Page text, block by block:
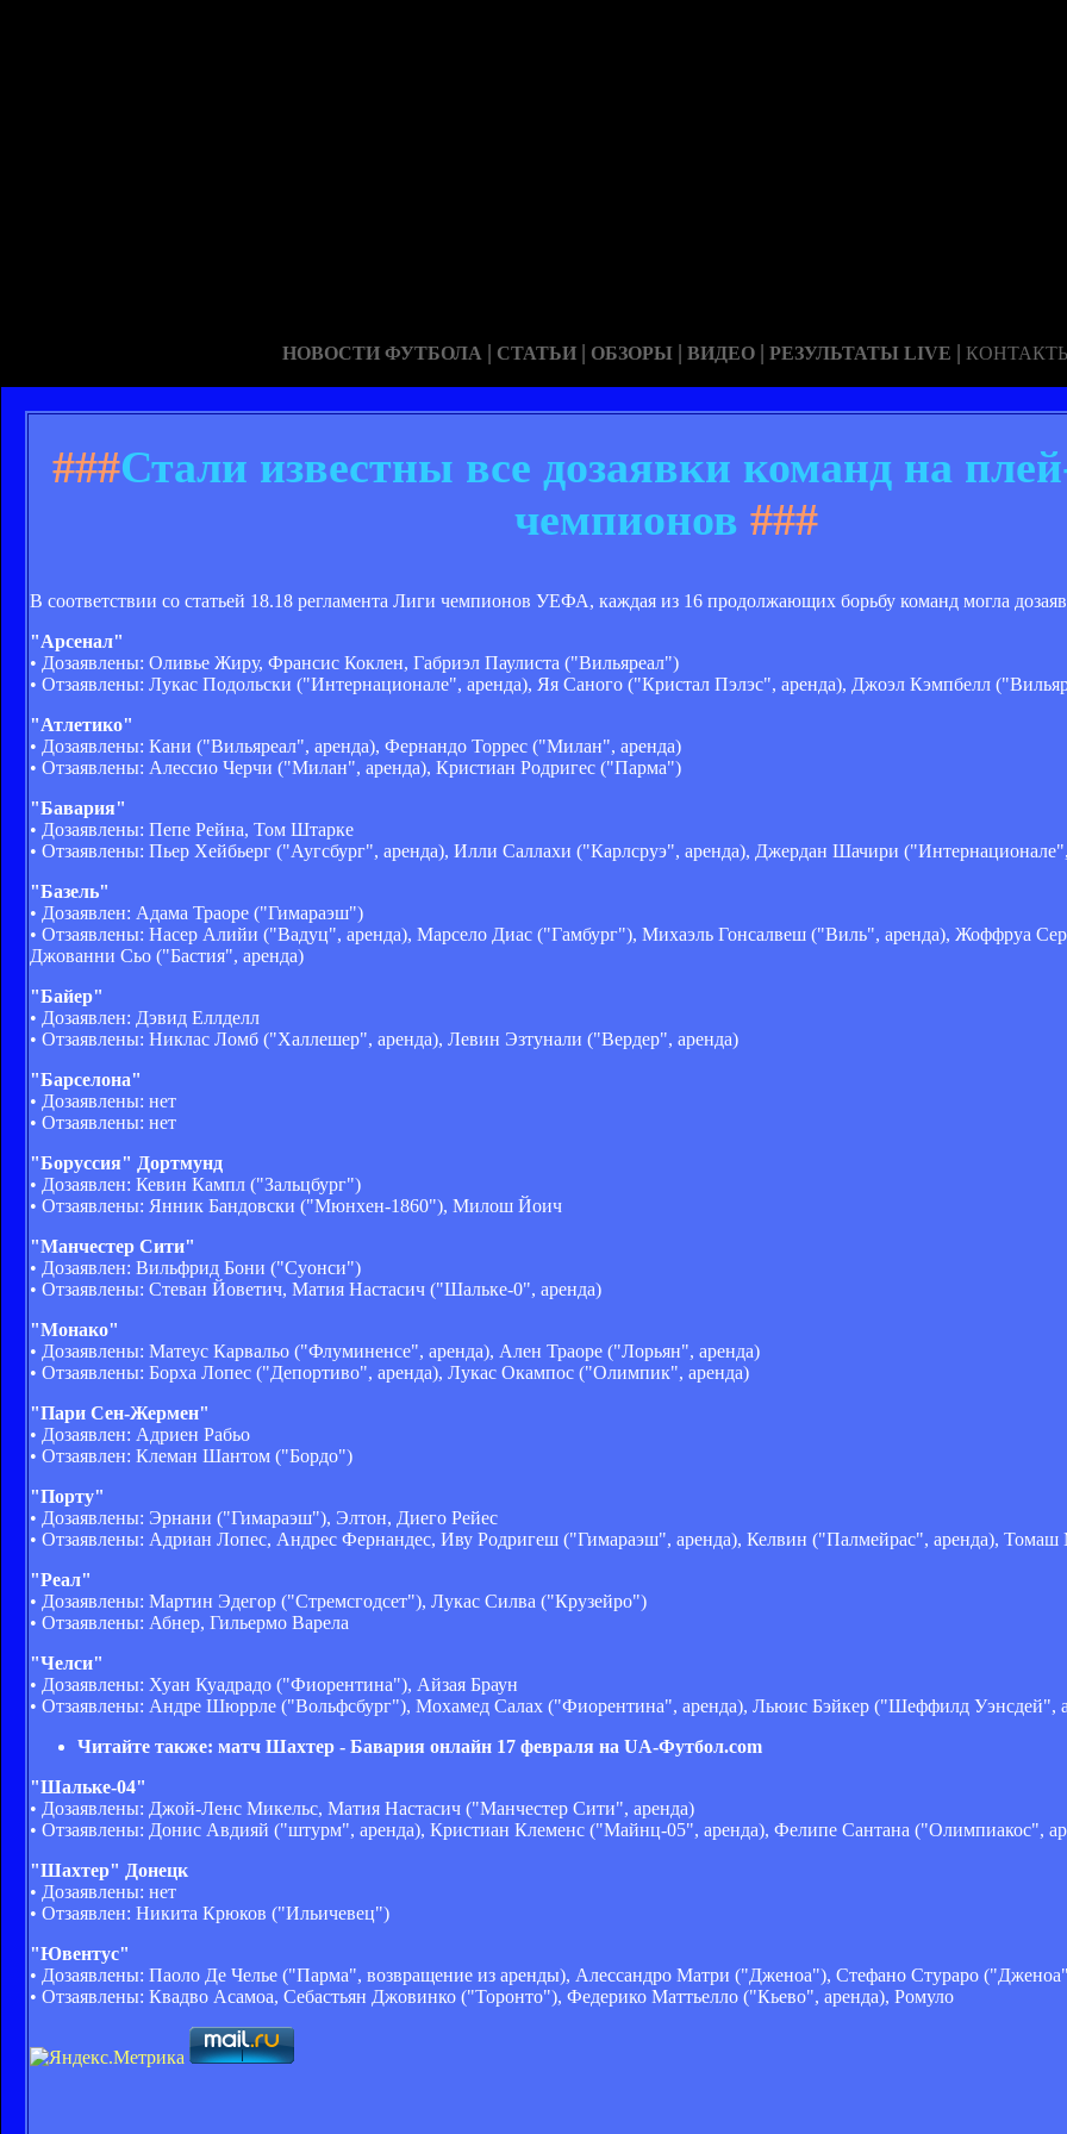
НОВОСТИ ФУТБОЛА | СТАТЬИ | ОБЗОРЫ | ВИДЕО | РЕЗУЛЬТАТЫ LIVE |
###Стали известны все дозаявки команд на
чемпионов ###
В соответствии со статьей 18.18 регламента Лиги чемпионов УЕФА, каждая из 16 продолжающих борьбу команд могла
"Арсенал"
• Дозаявлены: Оливье Жиру, Франсис Коклен, Габриэл Паулиста ("Вильяреал")
• Отзаявлены: Лукас Подольски ("Интернационале", аренда), Яя Саного ("Кристал Пэлэс", аренда), Джоэл Кэмпбелл
"Атлетико"
• Дозаявлены: Кани ("Вильяреал", аренда), Фернандо Торрес ("Милан", аренда)
• Отзаявлены: Алессио Черчи ("Милан", аренда), Кристиан Родригес ("Парма")
"Бавария"
• Дозаявлены: Пепе Рейна, Том Штарке
• Отзаявлены: Пьер Хейбьерг ("Аугсбург", аренда), Илли Саллахи ("Карлсруэ", аренда), Джердан Шачири
"Базель"
• Дозаявлен: Адама Траоре ("Гимараэш")
• Отзаявлены: Насер Алийи ("Вадуц", аренда), Марсело Диас ("Гамбург"), Михаэль Гонсалвеш ("Виль", аренда), Жоффруа
Джованни Сьо ("Бастия", аренда)
"Байер"
• Дозаявлен: Дэвид Еллделл
• Отзаявлены: Никлас Ломб ("Халлешер", аренда), Левин Эзтунали ("Вердер", аренда)
"Барселона"
• Дозаявлены: нет
• Отзаявлены: нет
"Боруссия" Дортмунд
• Дозаявлен: Кевин Кампл ("Зальцбург")
• Отзаявлены: Янник Бандовски ("Мюнхен-1860"), Милош Йоич
"Манчестер Сити"
• Дозаявлен: Вильфрид Бони ("Суонси")
• Отзаявлены: Стеван Йоветич, Матия Настасич ("Шальке-0", аренда)
"Монако"
• Дозаявлены: Матеус Карвальо ("Флуминенсе", аренда), Ален Траоре ("Лорьян", аренда)
• Отзаявлены: Борха Лопес ("Депортиво", аренда), Лукас Окампос ("Олимпик", аренда)
"Пари Сен-Жермен"
• Дозаявлен: Адриен Рабьо
• Отзаявлен: Клеман Шантом ("Бордо")
"Порту"
• Дозаявлены: Эрнани ("Гимараэш"), Элтон, Диего Рейес
• Отзаявлены: Адриан Лопес, Андрес Фернандес, Иву Родригеш ("Гимараэш", аренда), Келвин ("Палмейрас", аренда), Томаш
"Реал"
• Дозаявлены: Мартин Эдегор ("Стремсгодсет"), Лукас Силва ("Крузейро")
• Отзаявлены: Абнер, Гильермо Варела
"Челси"
• Дозаявлены: Хуан Куадрадо ("Фиорентина"), Айзая Браун
• Отзаявлены: Андре Шюррле ("Вольфсбург"), Мохамед Салах ("Фиорентина", аренда), Льюис Бэйкер ("Шеффилд Уэнсдей",
Читайте также: матч Шахтер - Бавария онлайн 17 февраля на UA-Футбол.com
"Шальке-04"
• Дозаявлены: Джой-Ленс Микельс, Матия Настасич ("Манчестер Сити", аренда)
• Отзаявлены: Донис Авдияй ("штурм", аренда), Кристиан Клеменс ("Майнц-05", аренда), Фелипе Сантана ("Олимпиакос",
"Шахтер" Донецк
• Дозаявлены: нет
• Отзаявлен: Никита Крюков ("Ильичевец")
"Ювентус"
• Дозаявлены: Паоло Де Челье ("Парма", возвращение из аренды), Алессандро Матри ("Дженоа"), Стефано Стураро
• Отзаявлены: Квадво Асамоа, Себастьян Джовинко ("Торонто"), Федерико Маттьелло ("Кьево", аренда), Ромуло